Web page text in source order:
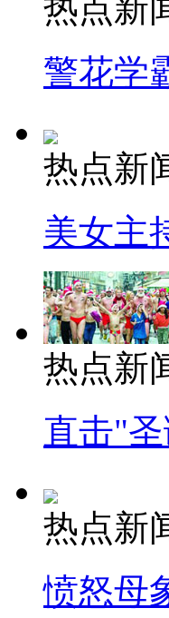
热点新
警花学
热点新
美女主
热点新
直击"
热点新
愤怒母